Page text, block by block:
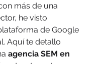
más de una
he visto
de Google
Aquí te detallo
agencia SEM en